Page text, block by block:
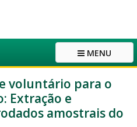
MENU
voluntário para o
Extração e
amostrais do